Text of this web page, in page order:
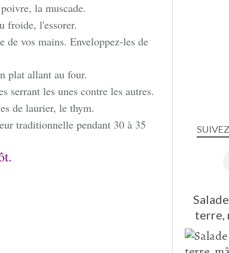
la muscade.
froide, l'essorer.
de vos mains. Enveloppez-les de
plat allant au four.
serrant les unes contre les autres.
de laurier, le thym.
traditionnelle pendant 30 à 35
terre,